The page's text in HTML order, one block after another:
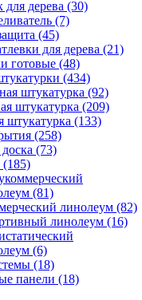
для дерева (30)
(7)
(45)
для дерева (21)
готовые (48)
(434)
штукатурка (92)
штукатурка (209)
штукатурка (133)
(258)
(73)
(81)
линолеум (82)
линолеум (16)
(6)
(18)
панели (18)